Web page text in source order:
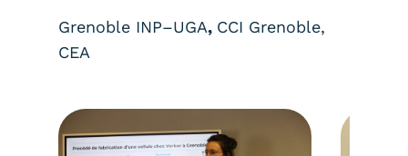
Grenoble INP–UGA, CCI Grenoble,
CEA